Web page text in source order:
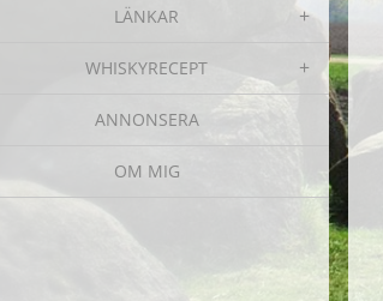
LÄNKAR
WHISKYRECEPT
ANNONSERA
OM MIG